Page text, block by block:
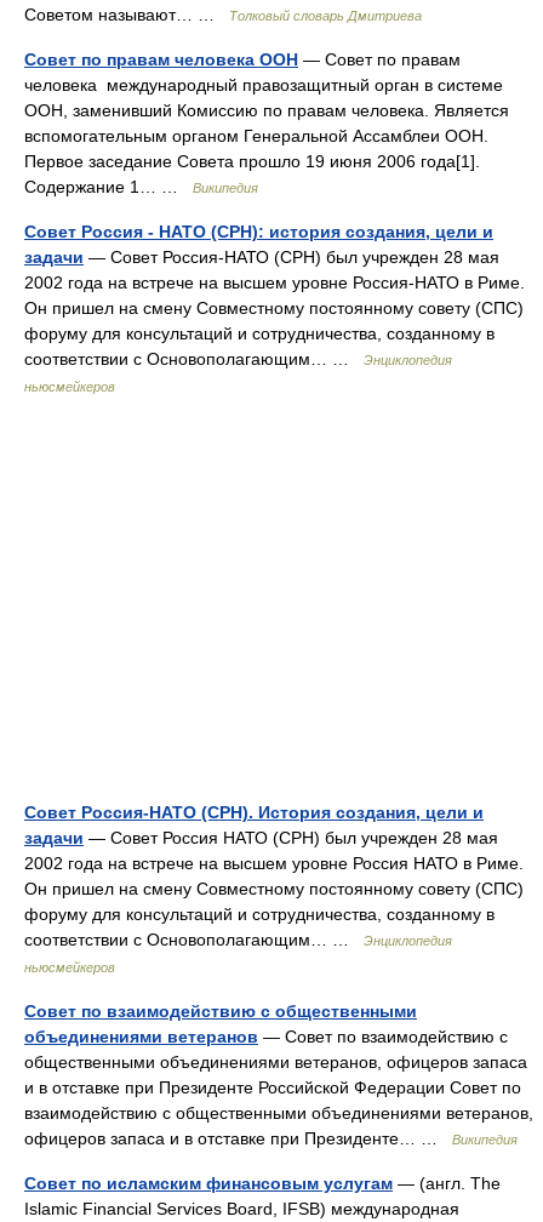
Советом называют… …
Толковый словарь Дмитриева
Совет по правам человека ООН — Совет по правам
человека международный правозащитный орган в системе
ООН, заменивший Комиссию по правам человека. Является
вспомогательным органом Генеральной Ассамблеи ООН.
Первое заседание Совета прошло 19 июня 2006 года[1].
Содержание 1… …
Википедия
Совет Россия - НАТО (СРН): история создания, цели и
задачи — Совет Россия‑НАТО (СРН) был учрежден 28 мая
2002 года на встрече на высшем уровне Россия‑НАТО в Риме.
Он пришел на смену Совместному постоянному совету (СПС)
форуму для консультаций и сотрудничества, созданному в
соответствии с Основополагающим… …
Энциклопедия
ньюсмейкеров
Совет Россия-НАТО (СРН). История создания, цели и
задачи — Совет Россия НАТО (СРН) был учрежден 28 мая
2002 года на встрече на высшем уровне Россия НАТО в Риме.
Он пришел на смену Совместному постоянному совету (СПС)
форуму для консультаций и сотрудничества, созданному в
соответствии с Основополагающим… …
Энциклопедия
ньюсмейкеров
Совет по взаимодействию с общественными
объединениями ветеранов — Совет по взаимодействию с
общественными объединениями ветеранов, офицеров запаса
и в отставке при Президенте Российской Федерации Совет по
взаимодействию с общественными объединениями ветеранов,
офицеров запаса и в отставке при Президенте… …
Википедия
Совет по исламским финансовым услугам — (англ. The
Islamic Financial Services Board, IFSB) международная